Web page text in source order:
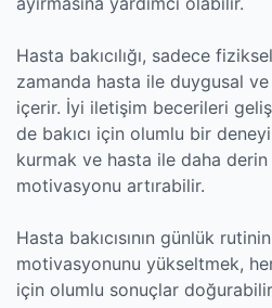
Hasta bakıcılığı, sadece
zamanda hasta ile duygusal
içerir. İyi iletişim becerileri
de bakıcı için olumlu bir
kurmak ve hasta ile daha
motivasyonu artırabilir.
Hasta bakıcısının günlük
motivasyonunu yükseltmek,
için olumlu sonuçlar